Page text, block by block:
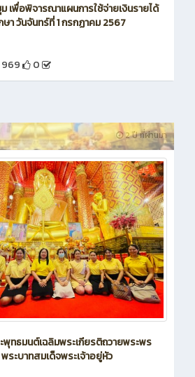
ม เพื่อพิจารณาแผนการใช้จ่ายเงินรายได้
า วันจันทร์ที่ 1 กรกฏาคม 2567
969 0
2 ปี ที่ผ่านมา
ทธมนต์เฉลิมพระเกียรติถวายพระพร
ระบาทสมเด็จพระเจ้าอยู่หัว